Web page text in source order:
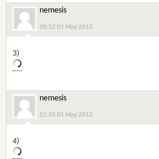
nemesis
00:52 01 May 2012
3)
nemesis
01:05 01 May 2012
4)